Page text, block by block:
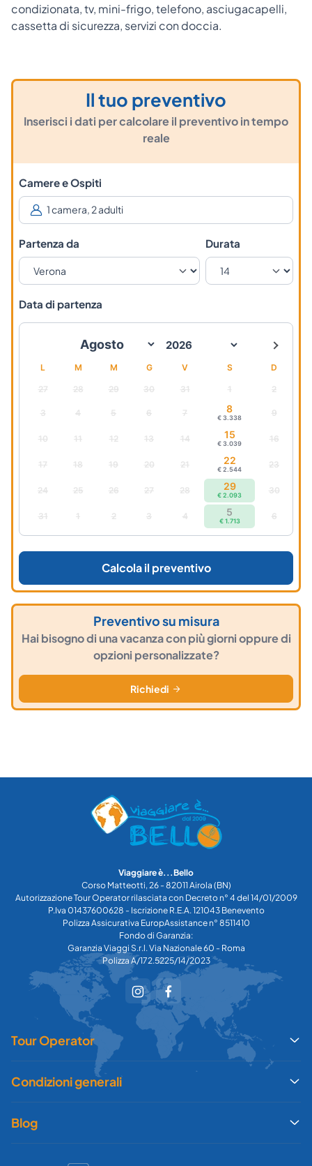
condizionata, tv, mini-frigo, telefono, asciugacapelli,
cassetta di sicurezza, servizi con doccia.
Il tuo preventivo
Inserisci i dati per calcolare il preventivo in tempo
reale
Camere e Ospiti
Partenza da Durata
Data di partenza
L M M G V S D
27 28 29 30 31 1 2
3 4 5 6 7 8
€ 3.338 9
10 11 12 13 14 15
€ 3.039 16
17 18 19 20 21 22
€ 2.544 23
24 25 26 27 28 29
€ 2.093 30
31 1 2 3 4 5
€ 1.713 6
Calcola il preventivo
Preventivo su misura
Hai bisogno di una vacanza con più giorni oppure di
opzioni personalizzate?
Richiedi
Viaggiare è...Bello
Corso Matteotti, 26 - 82011 Airola (BN)
Autorizzazione Tour Operator rilasciata con Decreto n° 4 del 14/01/2009
P.Iva 01437600628 - Iscrizione R.E.A. 121043 Benevento
Polizza Assicurativa EuropAssistance n° 8511410
Fondo di Garanzia:
Garanzia Viaggi S.r.l. Via Nazionale 60 - Roma
Polizza A/172.5225/14/2023
Tour Operator
Condizioni generali
Blog